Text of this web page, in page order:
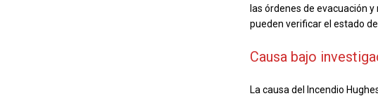
las órdenes de evacuación
pueden verificar el estado
Causa bajo
La causa del Incendio